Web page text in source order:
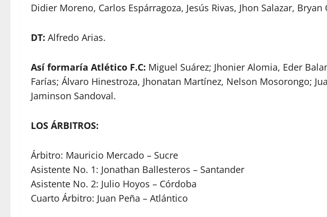
Didier Moreno, Carlos Espárragoza, Jesús Rivas, Jhon Salazar,
DT: Alfredo Arias.
Así formaría Atlético F.C: Miguel Suárez; Jhonier Alomia, Eder
Farías; Álvaro Hinestroza, Jhonatan Martínez, Nelson Mosorongo;
Jaminson Sandoval.
LOS ÁRBITROS:
Árbitro: Mauricio Mercado – Sucre
Asistente No. 1: Jonathan Ballesteros – Santander
Asistente No. 2: Julio Hoyos – Córdoba
Cuarto Árbitro: Juan Peña – Atlántico